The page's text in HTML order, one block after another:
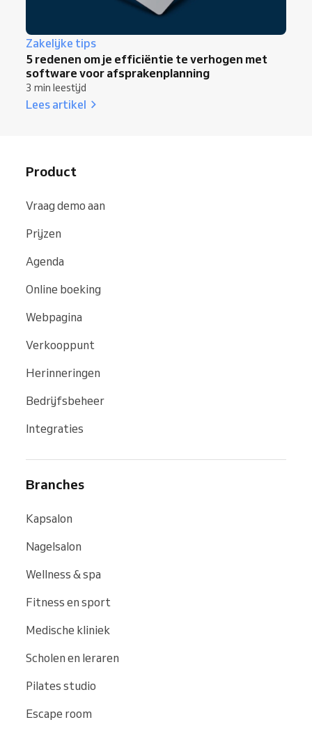
Zakelijke tips
5 redenen om je efficiëntie te verhogen met
software voor afsprakenplanning
3 min leestijd
Lees artikel
Product
Vraag demo aan
Prijzen
Agenda
Online boeking
Webpagina
Verkooppunt
Herinneringen
Bedrijfsbeheer
Integraties
Branches
Kapsalon
Nagelsalon
Wellness & spa
Fitness en sport
Medische kliniek
Scholen en leraren
Pilates studio
Escape room